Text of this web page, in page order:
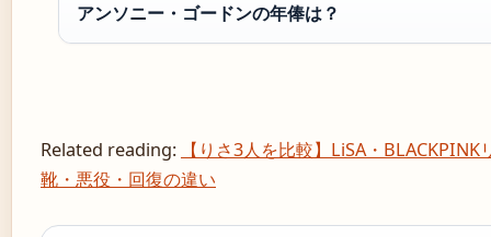
アンソニー・ゴードンの年俸は？
Related reading:
【りさ3人を比較】LiSA・
靴・悪役・回復の違い